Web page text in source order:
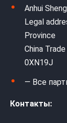
Anhui
Legal
Province
China
0XN19J
— Все
Контакты: